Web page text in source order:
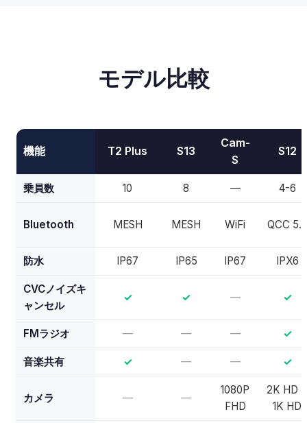
モデル比較
機能 T2 Plus S13
Cam-
S
S12
乗員数 10 8 — 4-6
Bluetooth MESH MESH WiFi QCC 5.2
防水 IP67 IP65 IP67 IPX6
CVCノイズキ
ャンセル
✓ ✓ — ✓
FMラジオ — — — ✓
音楽共有 ✓ — — ✓
カメラ — —
1080P
FHD
2K HD +
1K HD